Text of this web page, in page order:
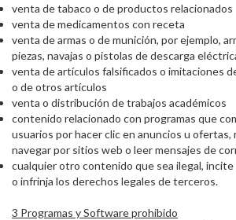
venta de tabaco o de productos relacionados
venta de medicamentos con receta
venta de armas o de munición, por ejemplo,
piezas, navajas o pistolas de descarga
venta de artículos falsificados o imitaciones
o de otros artículos
venta o distribución de trabajos académicos
contenido relacionado con programas que
usuarios por hacer clic en anuncios u ofertas,
navegar por sitios web o leer mensajes de
cualquier otro contenido que sea ilegal, incite
o infrinja los derechos legales de terceros.
3 Programas y Software prohibido